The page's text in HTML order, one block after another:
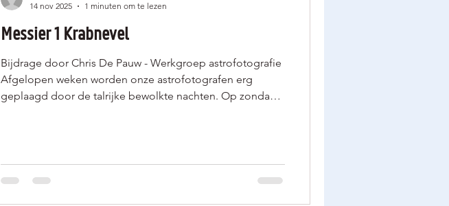
Messier 1 Krabnevel
Bijdrage door Chris De Pauw - Werkgroep astrofotografie
Afgelopen weken worden onze astrofotografen erg
geplaagd door de talrijke bewolkte nachten. Op zondag 9
L e-Nhance filter 44 x 3min (2u 12min) laten belichten op
de Krabnevel (M1) in het sterrenbeeld Stier. Door een
14 nov 2025
1 minuten om te lezen